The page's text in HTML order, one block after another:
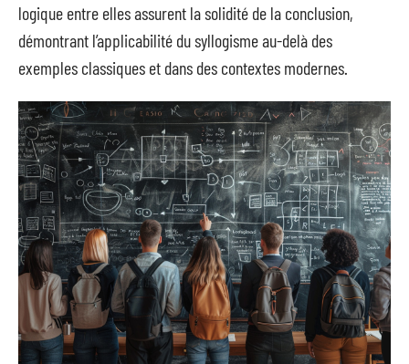
logique entre elles assurent la solidité de la conclusion,
démontrant l’applicabilité du syllogisme au-delà des
exemples classiques et dans des contextes modernes.